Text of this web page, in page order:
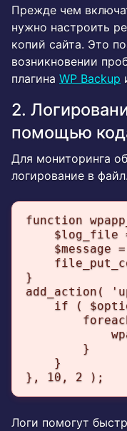
Прежде чем
нужно настроить
копий сайта. Это
возникновении
плагина WP Backup
2.
помощью
Для мониторинга
логирование в
function
$log_file
$message
}
add_action(
if (
        }
    }
}, 10, 2 );
Логи помогут